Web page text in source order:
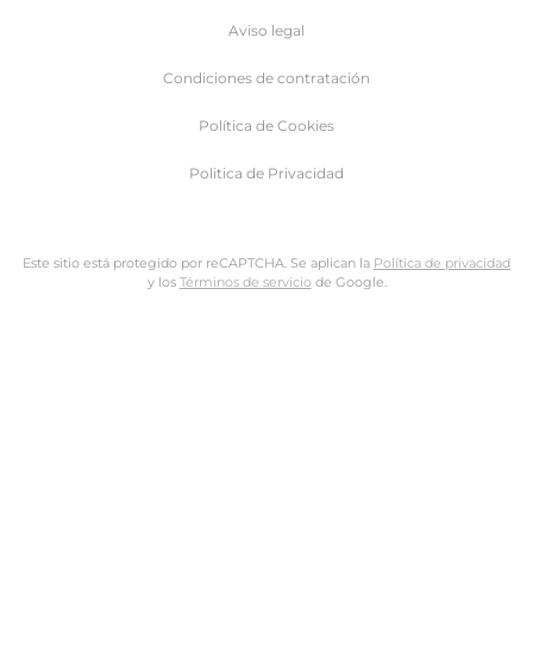
Aviso legal
Condiciones de contratación
Política de Cookies
Politica de Privacidad
Este sitio está protegido por reCAPTCHA. Se aplican la Política de privacidad
y los Términos de serviciode Google.